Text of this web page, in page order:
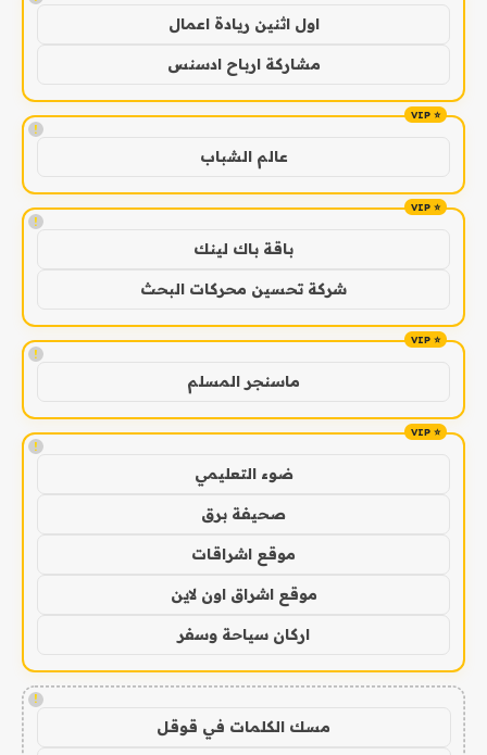
اول اثنين ريادة اعمال
مشاركة ارباح ادسنس
!
عالم الشباب
!
باقة باك لينك
شركة تحسين محركات البحث
!
ماسنجر المسلم
!
ضوء التعليمي
صحيفة برق
موقع اشراقات
موقع اشراق اون لاين
اركان سياحة وسفر
!
مسك الكلمات في قوقل